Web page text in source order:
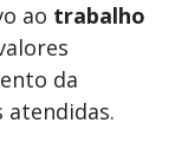
ao trabalho
da
atendidas.